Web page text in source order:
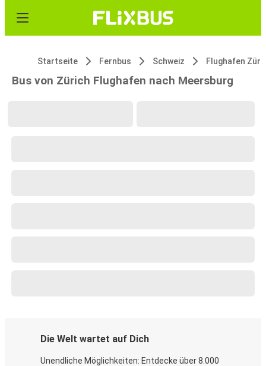
Startseite Fernbus Schweiz Flughafen
Bus von Zürich Flughafen nach Meersburg
Die Welt wartet auf Dich
Unendliche Möglichkeiten: Entdecke über 8.000